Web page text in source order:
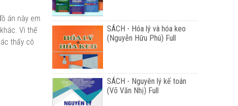
án này em
Vì thế
thấy cô
SÁCH - Hóa lý và hóa keo
(Nguyễn Hữu Phú) Full
SÁCH - Nguyên lý kế toán
(Võ Văn Nhị) Full